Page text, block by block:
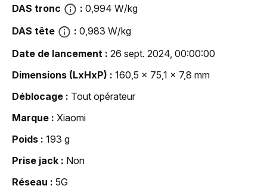
DAS tronc
0,994 W/kg
DAS tête
0,983 W/kg
Date de lancement
26 sept. 2024, 00:00:00
Dimensions (LxHxP)
160,5 x 75,1 x 7,8 mm
Déblocage
Tout opérateur
Marque
Xiaomi
Poids
193 g
Prise jack
Non
Réseau
5G